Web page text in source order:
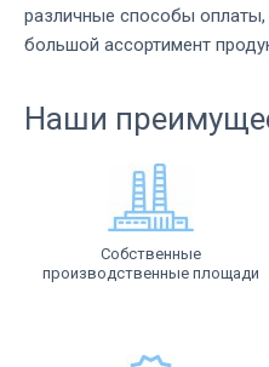
различные способы оплаты,
большой ассортимент
Наши
Собственные
производственные площади